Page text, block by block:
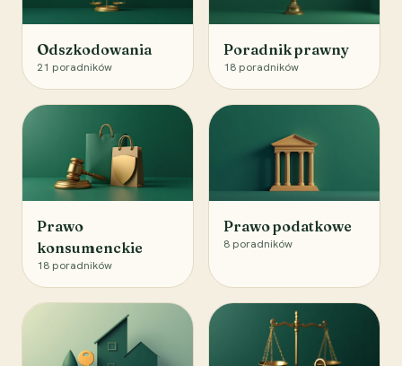
Odszkodowania
21 poradników
Poradnik prawny
18 poradników
Prawo
konsumenckie
18 poradników
Prawo podatkowe
8 poradników